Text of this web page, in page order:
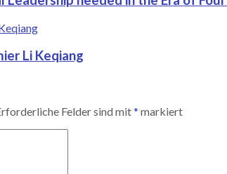
Li Keqiang
Felder sind mit* markiert